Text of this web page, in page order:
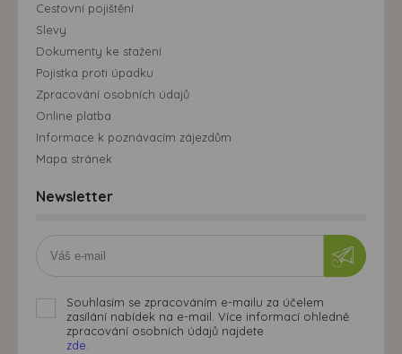
Cestovní pojištění
Slevy
Dokumenty ke stažení
Pojistka proti úpadku
Zpracování osobních údajů
Online platba
Informace k poznávacím zájezdům
Mapa stránek
Newsletter
Souhlasím se zpracováním e-mailu za účelem
zasílání nabídek na e-mail. Více informací ohledně
zpracování osobních údajů najdete
zde.